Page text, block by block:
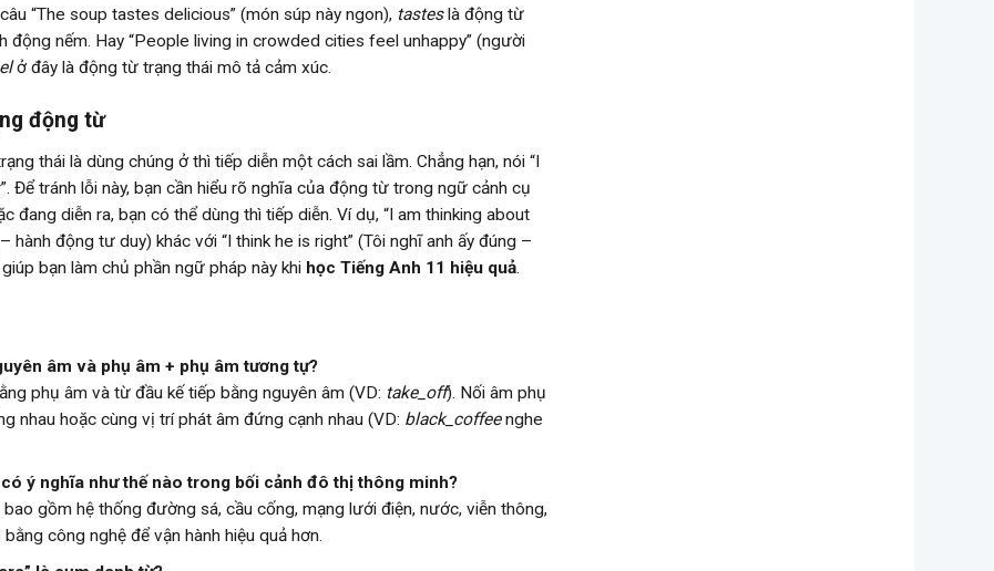
“The soup tastes delicious” (món súp này ngon), tasteslà động từ
động nếm. Hay “People living in crowded cities feel unhappy” (người
ở đây là động từ trạng thái mô tả cảm xúc.
động từ
thái là dùng chúng ở thì tiếp diễn một cách sai lầm. Chẳng hạn, nói “I
Để tránh lỗi này, bạn cần hiểu rõ nghĩa của động từ trong ngữ cảnh cụ
diễn ra, bạn có thể dùng thì tiếp diễn. Ví dụ, “I am thinking about
hành động tư duy) khác với “I think he is right” (Tôi nghĩ anh ấy đúng –
bạn làm chủ phần ngữ pháp này khi học Tiếng Anh 11 hiệu quả.
âm và phụ âm + phụ âm tương tự?
phụ âm và từ đầu kế tiếp bằng nguyên âm (VD: take_off). Nối âm phụ
nhau hoặc cùng vị trí phát âm đứng cạnh nhau (VD: black_coffeenghe
ý nghĩa như thế nào trong bối cảnh đô thị thông minh?
gồm hệ thống đường sá, cầu cống, mạng lưới điện, nước, viễn thông,
công nghệ để vận hành hiệu quả hơn.